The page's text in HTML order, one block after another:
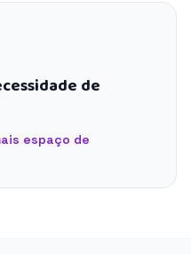
de
espaço de